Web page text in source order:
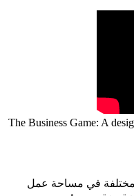
The Business Game: A
مختلفة في مساحة عمل